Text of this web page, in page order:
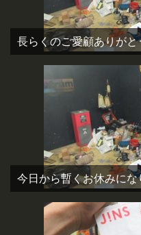
長らくのご愛顧ありが
今日から暫くお休みにな